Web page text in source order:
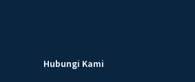
Hubungi Kami